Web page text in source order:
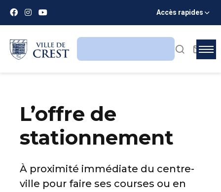
Accès rapides
L’offre de
stationnement
À proximité immédiate du centre-
ville pour faire ses courses ou en